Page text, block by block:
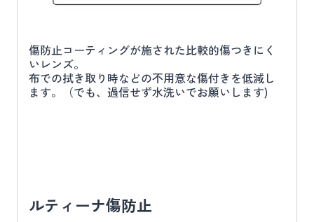
傷防止コーティングが施された比較的傷つきにく
いレンズ。
布での拭き取り時などの不用意な傷付きを低減し
ます。（でも、過信せず水洗いでお願いします)
ルティーナ傷防止